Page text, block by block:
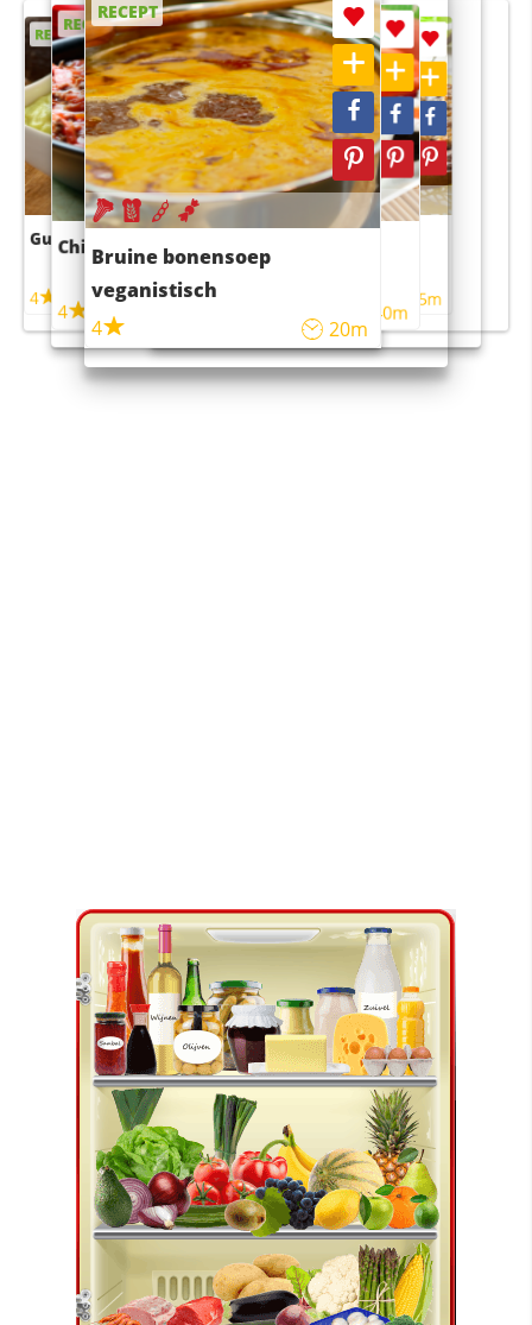
RECEPT
Guacamole
4
RECEPT
Chili con carne
4 45m
RECEPT
Bruine bonensoep
veganistisch
4
20m
RECEPT
Sushi rijstsalade
maaltijdsalade
40m
RECEPT
4 55m